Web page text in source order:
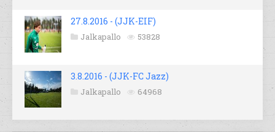
27.8.2016 - (JJK-EIF)
Jalkapallo 53828
3.8.2016 - (JJK-FC Jazz)
Jalkapallo 64968